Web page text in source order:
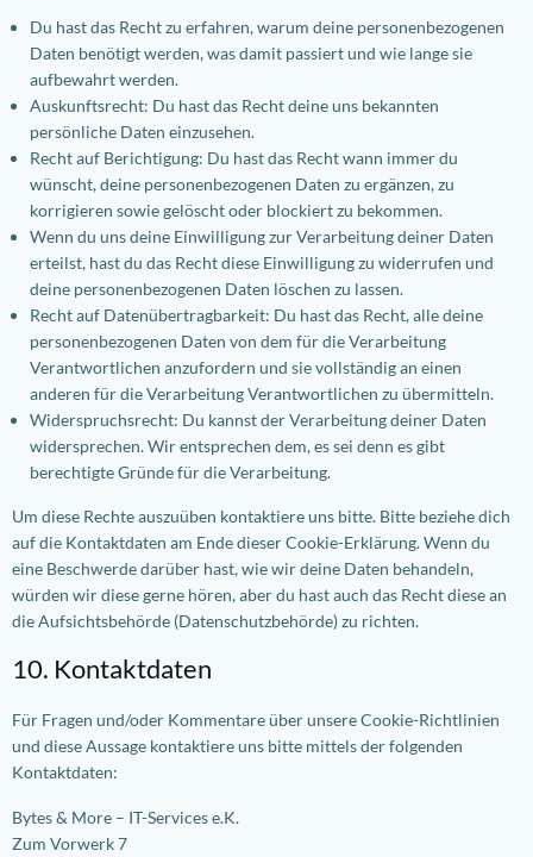
Du hast das Recht zu erfahren, warum deine personenbezogenen
Daten benötigt werden, was damit passiert und wie lange sie
aufbewahrt werden.
Auskunftsrecht: Du hast das Recht deine uns bekannten
persönliche Daten einzusehen.
Recht auf Berichtigung: Du hast das Recht wann immer du
wünscht, deine personenbezogenen Daten zu ergänzen, zu
korrigieren sowie gelöscht oder blockiert zu bekommen.
Wenn du uns deine Einwilligung zur Verarbeitung deiner Daten
erteilst, hast du das Recht diese Einwilligung zu widerrufen und
deine personenbezogenen Daten löschen zu lassen.
Recht auf Datenübertragbarkeit: Du hast das Recht, alle deine
personenbezogenen Daten von dem für die Verarbeitung
Verantwortlichen anzufordern und sie vollständig an einen
anderen für die Verarbeitung Verantwortlichen zu übermitteln.
Widerspruchsrecht: Du kannst der Verarbeitung deiner Daten
widersprechen. Wir entsprechen dem, es sei denn es gibt
berechtigte Gründe für die Verarbeitung.
Um diese Rechte auszuüben kontaktiere uns bitte. Bitte beziehe dich
auf die Kontaktdaten am Ende dieser Cookie-Erklärung. Wenn du
eine Beschwerde darüber hast, wie wir deine Daten behandeln,
würden wir diese gerne hören, aber du hast auch das Recht diese an
die Aufsichtsbehörde (Datenschutzbehörde) zu richten.
10. Kontaktdaten
Für Fragen und/oder Kommentare über unsere Cookie-Richtlinien
und diese Aussage kontaktiere uns bitte mittels der folgenden
Kontaktdaten:
Bytes & More – IT-Services e.K.
Zum Vorwerk 7